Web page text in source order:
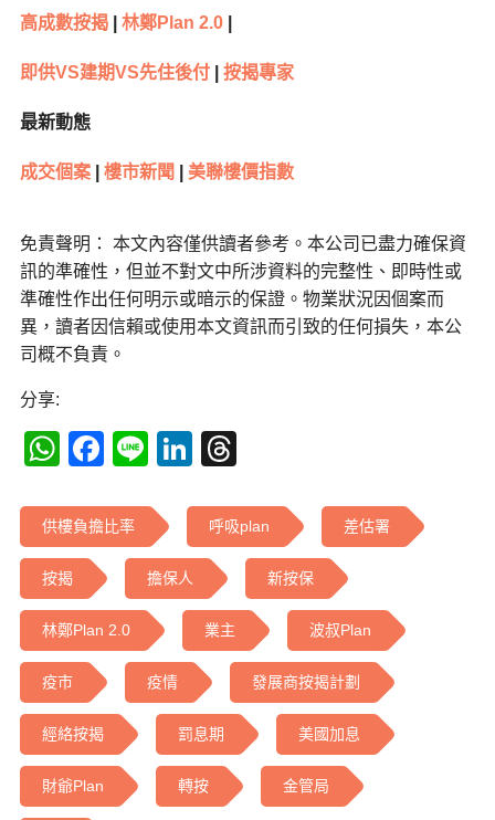
高成數按揭| 林鄭Plan 2.0|
即供VS建期VS先住後付 按揭專家
最新動態
成交個案 樓市新聞 美聯樓價指數
免責聲明： 本文內容僅供讀者參考。本公司已盡力確保資
訊的準確性，但並不對文中所涉資料的完整性、即時性或
準確性作出任何明示或暗示的保證。物業狀況因個案而
異，讀者因信賴或使用本文資訊而引致的任何損失，本公
司概不負責。
分享:
WhatsApp
Facebook
LineLinkedIn
Threads
供樓負擔比率 呼吸plan 差估署
按揭 擔保人 新按保
林鄭Plan 2.0 業主 波叔Plan
疫市 疫情 發展商按揭計劃
經絡按揭 罰息期 美國加息
財爺Plan 轉按 金管局